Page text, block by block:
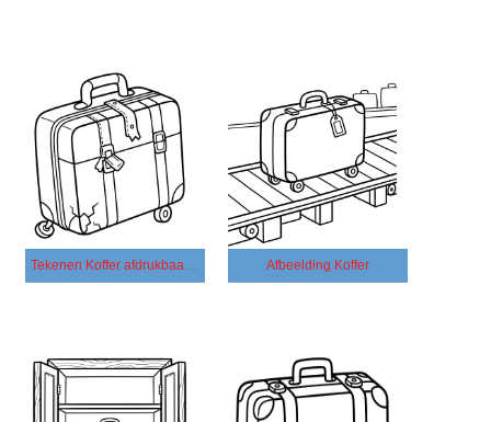
Tekenen Koffer afdrukbaar eenvoudig Afbeelding Koffer